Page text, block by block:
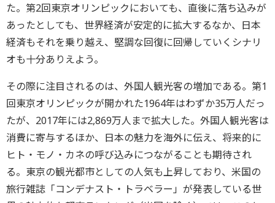
た。第2回東京オリンピックにおいても、直後に落ち込みが
あったとしても、世界経済が安定的に拡大するなか、日本
経済もそれを乗り越え、堅調な回復に回帰していくシナリ
オも十分ありえよう。
その際に注目されるのは、外国人観光客の増加である。第1
回東京オリンピックが開かれた1964年はわずか35万人だっ
たが、2017年には2,869万人まで拡大した。外国人観光客は
消費に寄与するほか、日本の魅力を海外に伝え、将来的に
ヒト・モノ・カネの呼び込みにつながることも期待され
る。東京の観光都市としての人気も上昇しており、米国の
旅行雑誌「コンデナスト・トラベラー」が発表している世